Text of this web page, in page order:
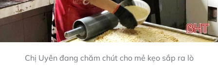
Chị Uyên đang chăm chút cho mẻ kẹo sắp ra lò